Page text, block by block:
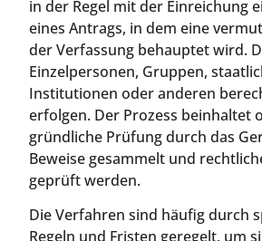
in der Regel mit der Einreichung
eines Antrags, in dem eine
der Verfassung behauptet wird.
Einzelpersonen, Gruppen,
Institutionen oder anderen
erfolgen. Der Prozess beinhaltet
gründliche Prüfung durch das
Beweise gesammelt und
geprüft werden.
Die Verfahren sind häufig durch
Regeln und Fristen geregelt, um